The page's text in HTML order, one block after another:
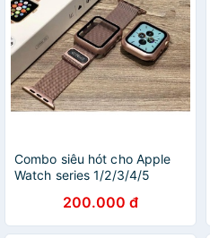
Combo siêu hót cho Apple
Watch series 1/2/3/4/5
200.000 đ